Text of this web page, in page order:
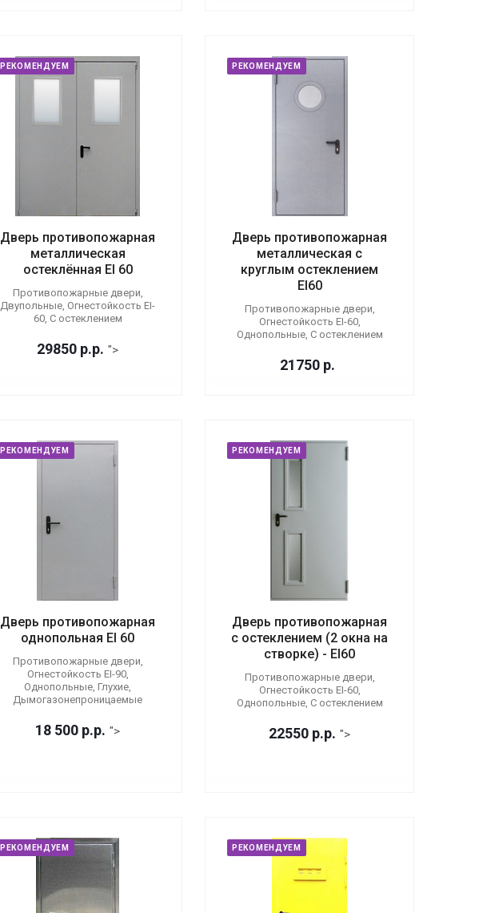
РЕКОМЕНДУЕМ
Дверь противопожарная
металлическая
остеклённая EI 60
Противопожарные двери,
Двупольные, Огнестойкость EI-
60, С остеклением
29850 р.р. ">
РЕКОМЕНДУЕМ
Дверь противопожарная
металлическая с
круглым остеклением
EI60
Противопожарные двери,
Огнестойкость EI-60,
Однопольные, С остеклением
21750 р.
РЕКОМЕНДУЕМ
Дверь противопожарная
однопольная EI 60
Противопожарные двери,
Огнестойкость EI-90,
Однопольные, Глухие,
Дымогазонепроницаемые
18 500 р.р. ">
РЕКОМЕНДУЕМ
Дверь противопожарная
с остеклением (2 окна на
створке) - EI60
Противопожарные двери,
Огнестойкость EI-60,
Однопольные, С остеклением
22550 р.р. ">
РЕКОМЕНДУЕМ РЕКОМЕНДУЕМ